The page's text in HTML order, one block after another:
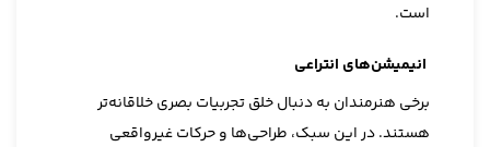
است.
انیمیشن‌های انتراعی
برخی هنرمندان به دنبال خلق تجربیات بصری خلاقانه‌تر
هستند. در این سبک، طراحی‌ها و حرکات غیرواقعی